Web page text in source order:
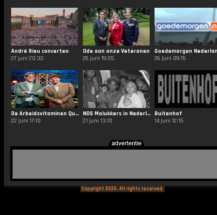
André Rieu concerten
27 juni 20:30
Ode aan onze Veteranen
26 juni 19:05
Goedemorgen
26 juni 09:15
De Arbeidsvitaminen Quiz
22 juni 17:10
NOS Molukkers in Nederland
21 juni 13:10
Buitenhof
14 juni 12:15
Copyright 2026. All rights reserved.